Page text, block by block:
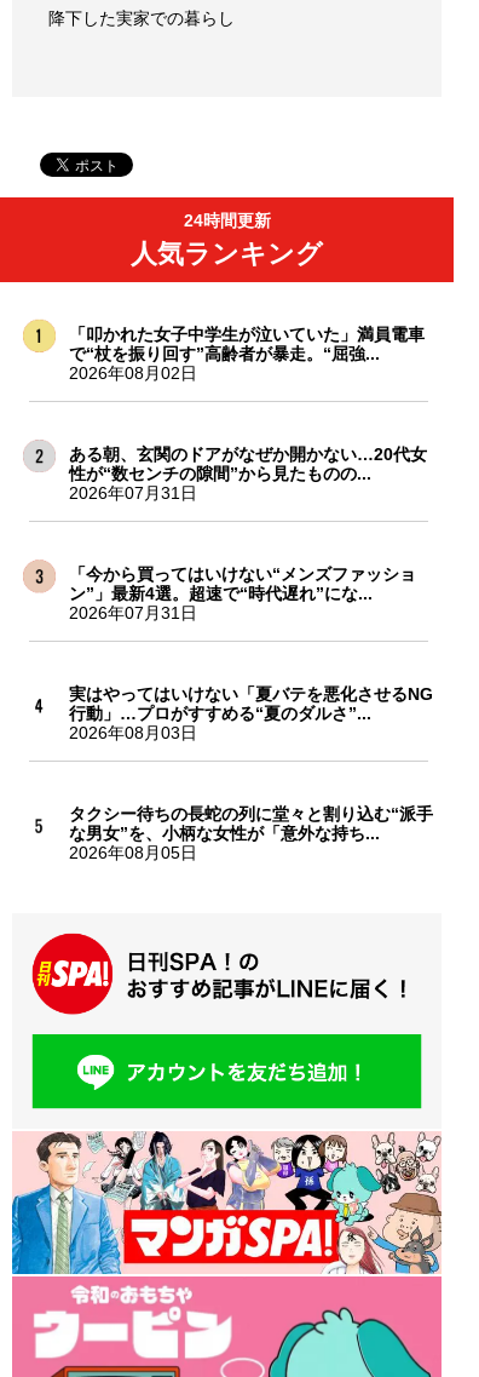
降下した実家での暮らし
24時間更新
人気ランキング
「叩かれた女子中学生が泣いていた」満員電車
で“杖を振り回す”高齢者が暴走。“屈強...
2026年08月02日
ある朝、玄関のドアがなぜか開かない…20代女
性が“数センチの隙間”から見たものの...
2026年07月31日
「今から買ってはいけない“メンズファッショ
ン”」最新4選。超速で“時代遅れ”にな...
2026年07月31日
実はやってはいけない「夏バテを悪化させるNG
行動」…プロがすすめる“夏のダルさ”...
2026年08月03日
タクシー待ちの長蛇の列に堂々と割り込む“派手
な男女”を、小柄な女性が「意外な持ち...
2026年08月05日